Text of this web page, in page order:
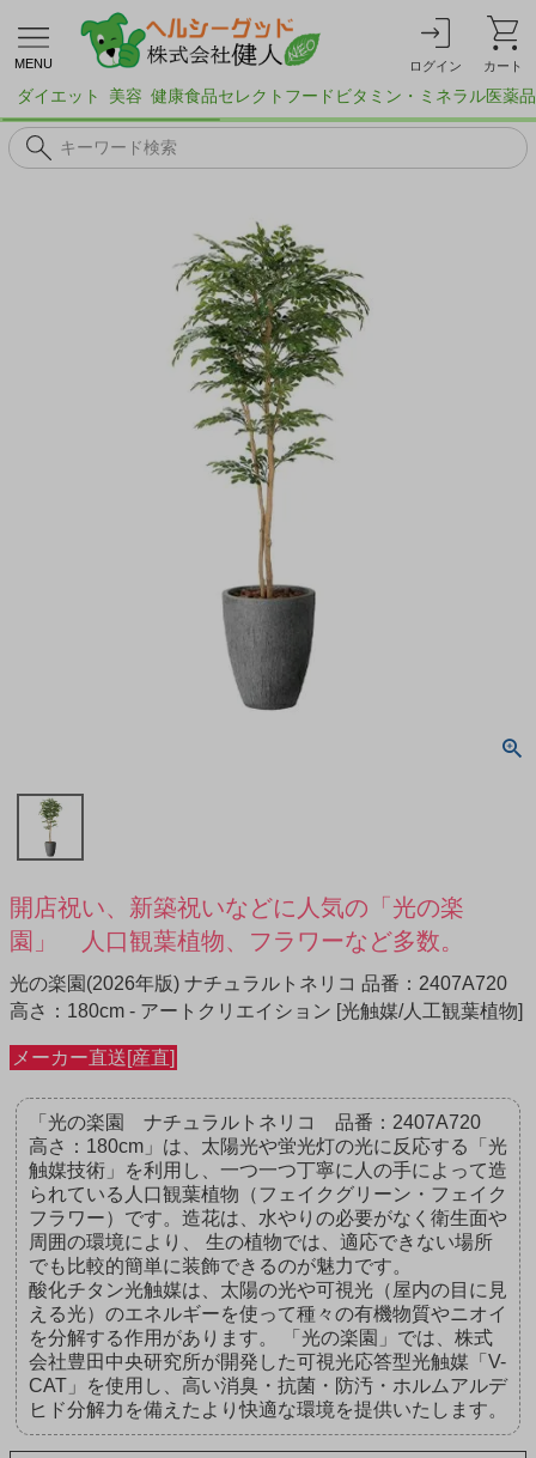
MENU ログイン カート
ダイエット 美容 健康食品セレクトフード ビタミン・ミネラル医薬品
開店祝い、新築祝いなどに人気の「光の楽
園」 人口観葉植物、フラワーなど多数。
光の楽園(2026年版) ナチュラルトネリコ 品番：2407A720
高さ：180cm - アートクリエイション [光触媒/人工観葉植物]
メーカー直送[産直]
「光の楽園 ナチュラルトネリコ 品番：2407A720
高さ：180cm」は、太陽光や蛍光灯の光に反応する「光
触媒技術」を利用し、一つ一つ丁寧に人の手によって造
られている人口観葉植物（フェイクグリーン・フェイク
フラワー）です。造花は、水やりの必要がなく衛生面や
周囲の環境により、 生の植物では、適応できない場所
でも比較的簡単に装飾できるのが魅力です。
酸化チタン光触媒は、太陽の光や可視光（屋内の目に見
える光）のエネルギーを使って種々の有機物質やニオイ
を分解する作用があります。 「光の楽園」では、株式
会社豊田中央研究所が開発した可視光応答型光触媒「V-
CAT」を使用し、高い消臭・抗菌・防汚・ホルムアルデ
ヒド分解力を備えたより快適な環境を提供いたします。